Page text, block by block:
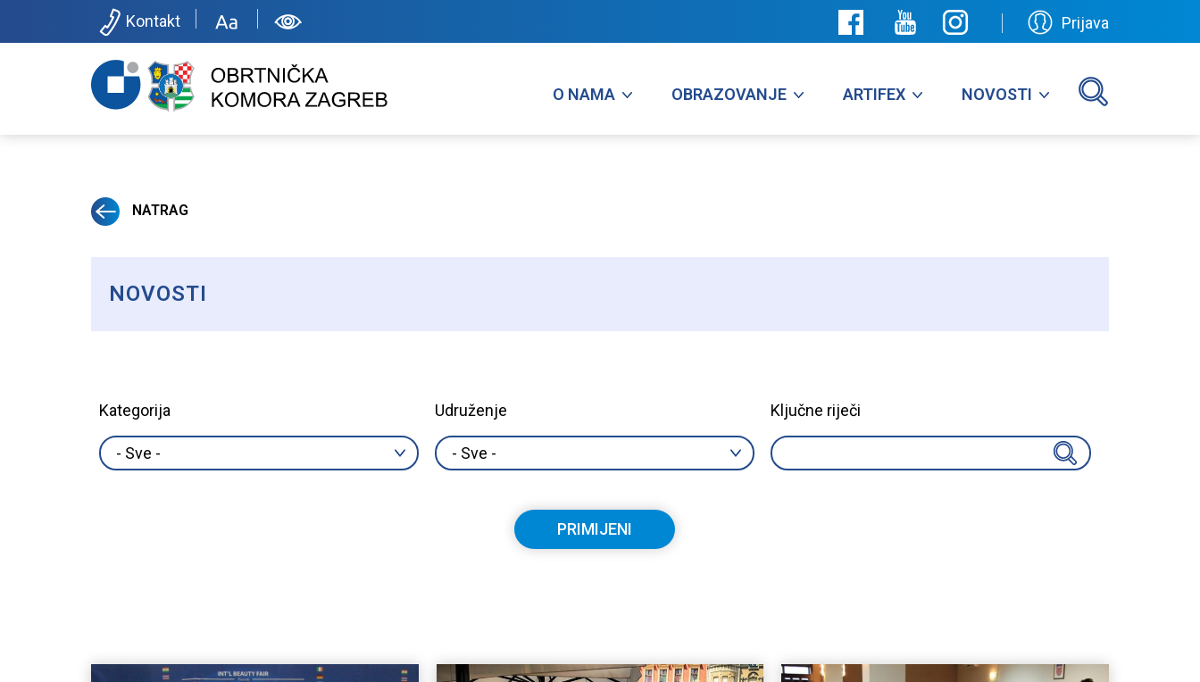
Kontakt Prijava
O NAMA OBRAZOVANJE ARTIFEX NOVOSTI
NATRAG
NOVOSTI
Kategorija Udruženje Ključne riječi